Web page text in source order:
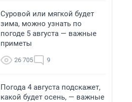
Суровой или мягкой будет
зима, можно узнать по
погоде 5 августа — важные
приметы
26 705 9
Погода 4 августа подскажет,
какой будет осень, — важные